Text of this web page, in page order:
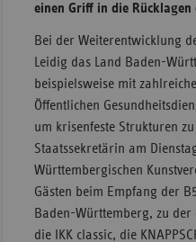
einen Griff in die
Bei der Weiterentwicklung
Leidig das Land Baden-
beispielsweise mit
Öffentlichen
um krisenfeste Strukturen
Staatssekretärin am
Württembergischen
Gästen beim Empfang der
Baden-Württemberg, zu der
die IKK classic, die